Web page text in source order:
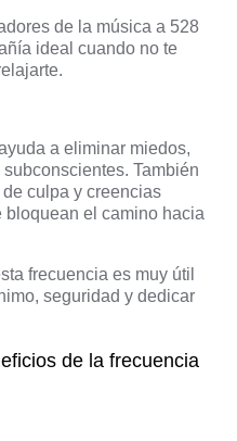
de la música a 528
ideal cuando no te
a eliminar miedos,
También
culpa y creencias
el camino hacia
frecuencia es muy útil
seguridad y dedicar
de la frecuencia